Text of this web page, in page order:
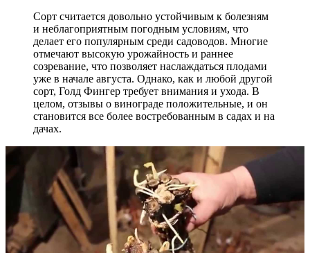
Сорт считается довольно устойчивым к болезням
и неблагоприятным погодным условиям, что
делает его популярным среди садоводов. Многие
отмечают высокую урожайность и раннее
созревание, что позволяет наслаждаться плодами
уже в начале августа. Однако, как и любой другой
сорт, Голд Фингер требует внимания и ухода. В
целом, отзывы о винограде положительные, и он
становится все более востребованным в садах и на
дачах.